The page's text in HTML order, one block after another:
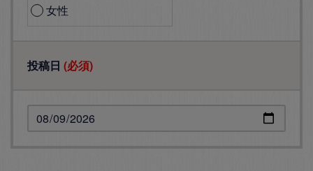
女性
投稿日 (必須)